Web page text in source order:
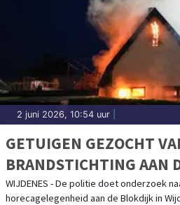
2 juni 2026, 10:54 uur
GETUIGEN GEZOCHT
BRANDSTICHTING AAN
WIJDENES
WIJDENES - De politie doet onderzoek
horecagelegenheid aan de Blokdijk in